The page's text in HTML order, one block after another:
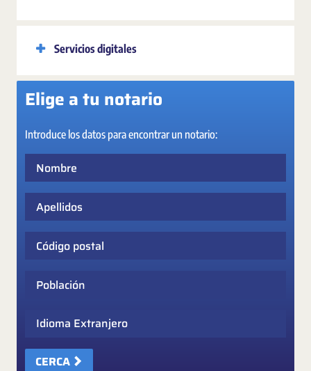
Servicios digitales
Elige a tu notario
Introduce los datos para encontrar un notario:
Idioma Extranjero
CERCA